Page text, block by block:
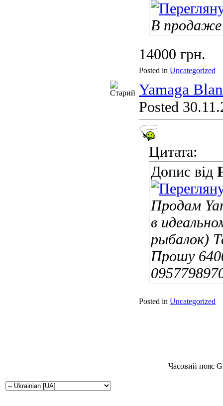
В продаже
14000 грн.
Posted in Uncategorized
Yamaga
Posted
Цитата:
Допис від
Продам
в
рыбалок)
Прошу
Posted in Uncategorized
Часовий пояс